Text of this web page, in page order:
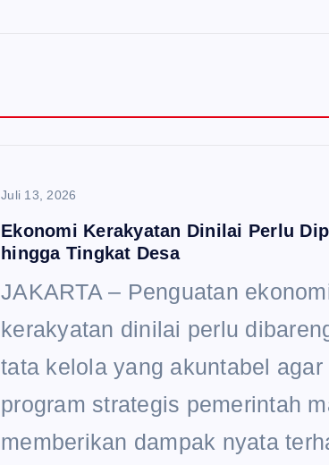
Juli 13, 2026
Ekonomi Kerakyatan Dinilai Perlu
hingga Tingkat Desa
JAKARTA – Penguatan
kerakyatan dinilai perlu
tata kelola yang akuntabel agar
program strategis pemerintah
memberikan dampak nyata